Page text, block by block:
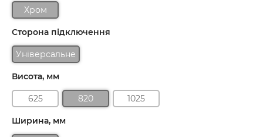
Хром
Сторона підключення
Універсальне
Висота, мм
625 820 1025
Ширина, мм